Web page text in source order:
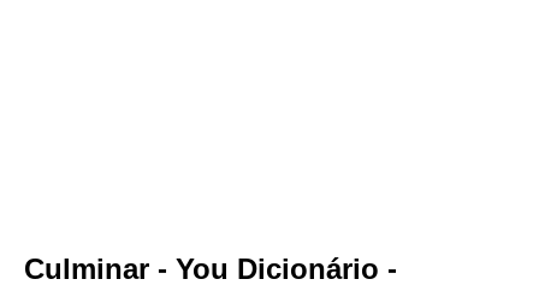
Culminar - You Dicionário -